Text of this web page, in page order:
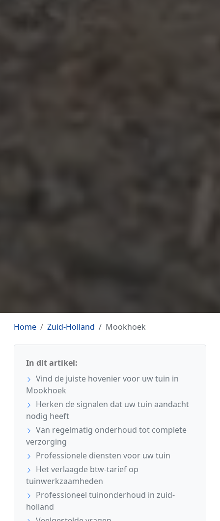
Home Zuid-Holland Mookhoek
In dit artikel:
Vind de juiste hovenier voor uw tuin in
Mookhoek
Herken de signalen dat uw tuin aandacht
nodig heeft
Van regelmatig onderhoud tot complete
verzorging
Professionele diensten voor uw tuin
Het verlaagde btw-tarief op
tuinwerkzaamheden
Professioneel tuinonderhoud in zuid-
holland